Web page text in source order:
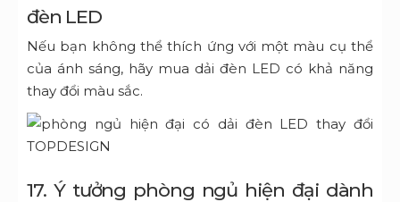
đèn LED
Nếu bạn không thể thích ứng với một màu cụ thể
của ánh sáng, hãy mua dải đèn LED có khả năng
thay đổi màu sắc.
17. Ý tưởng phòng ngủ hiện đại dành